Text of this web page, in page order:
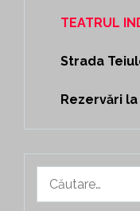
TEATRUL
Strada
Rezervări la
după: